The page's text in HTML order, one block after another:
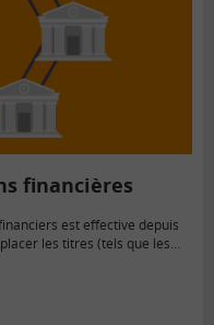
financières
est effective depuis
les titres (tels que les